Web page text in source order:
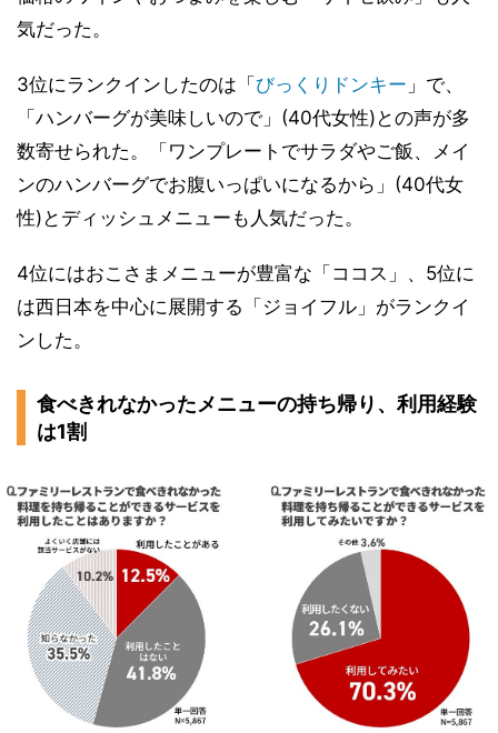
気だった。
3位にランクインしたのは「 びっくりドンキー 」で、
「ハンバーグが美味しいので」(40代女性)との声が多
数寄せられた。「ワンプレートでサラダやご飯、メイ
ンのハンバーグでお腹いっぱいになるから」(40代女
性)とディッシュメニューも人気だった。
4位にはおこさまメニューが豊富な「ココス」、5位に
は西日本を中心に展開する「ジョイフル」がランクイ
ンした。
食べきれなかったメニューの持ち帰り、利用経験
は1割